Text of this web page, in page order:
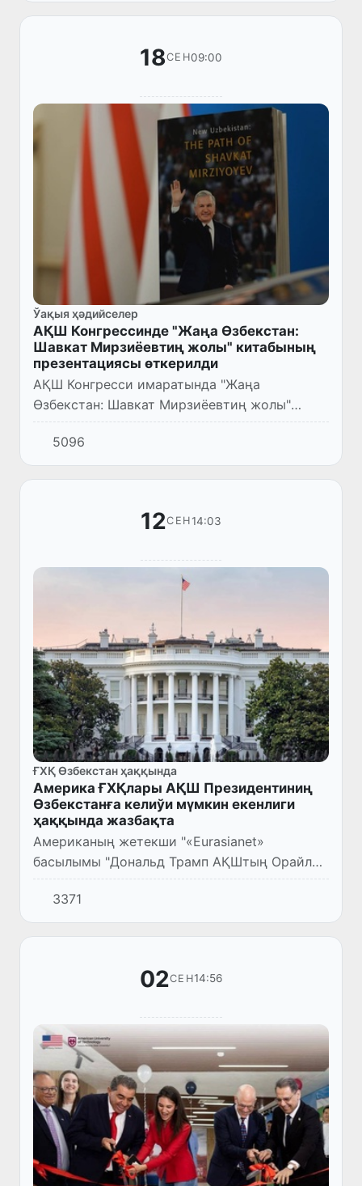
18СЕН09:00
Ўақыя ҳәдийселер
АҚШ Конгрессинде "Жаңа Өзбекстан:
Шавкат Мирзиёевтиң жолы" китабының
презентациясы өткерилди
АҚШ Конгресси имаратында "Жаңа
Өзбекстан: Шавкат Мирзиёевтиң жолы"
китабының презентациясы болып өтти.
5096
12СЕН14:03
ҒХҚ Өзбекстан ҳаққында
Америка ҒХҚлары АҚШ Президентиниң
Өзбекстанға келиўи мүмкин екенлиги
ҳаққында жазбақта
Американың жетекши "«Eurasianet»
басылымы "Дональд Трамп АҚШтың Орайлық
Азияға сапар еткен биринши Президенти
болыўы мүмкин бе?" атамасында мақала
жәриялады.
3371
02СЕН14:56